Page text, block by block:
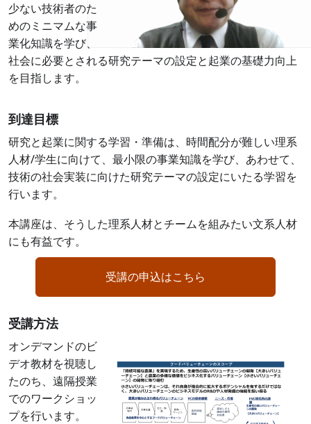
少ない技術者のた
めのミニマムな事
業化知識を学び、
社会に必要とされる研究テーマの設定と起業の基礎力向上
を目指します。
到達目標
研究と起業に関する学習・準備は、時間配分が難しい理系
人材/学生に向けて、最小限の事業知識を学び、あわせて、
技術の社会実装に向けた研究テーマの設定にいたる学習を
行います。
本講座は、そうした理系人材とチームを組みたい文系人材
にも有益です。
受講の申込はこちら
受講方法
Image
オンデマンドのビ
デオ教材を視聴し
たのち、遠隔授業
でのワークショッ
プを行います。